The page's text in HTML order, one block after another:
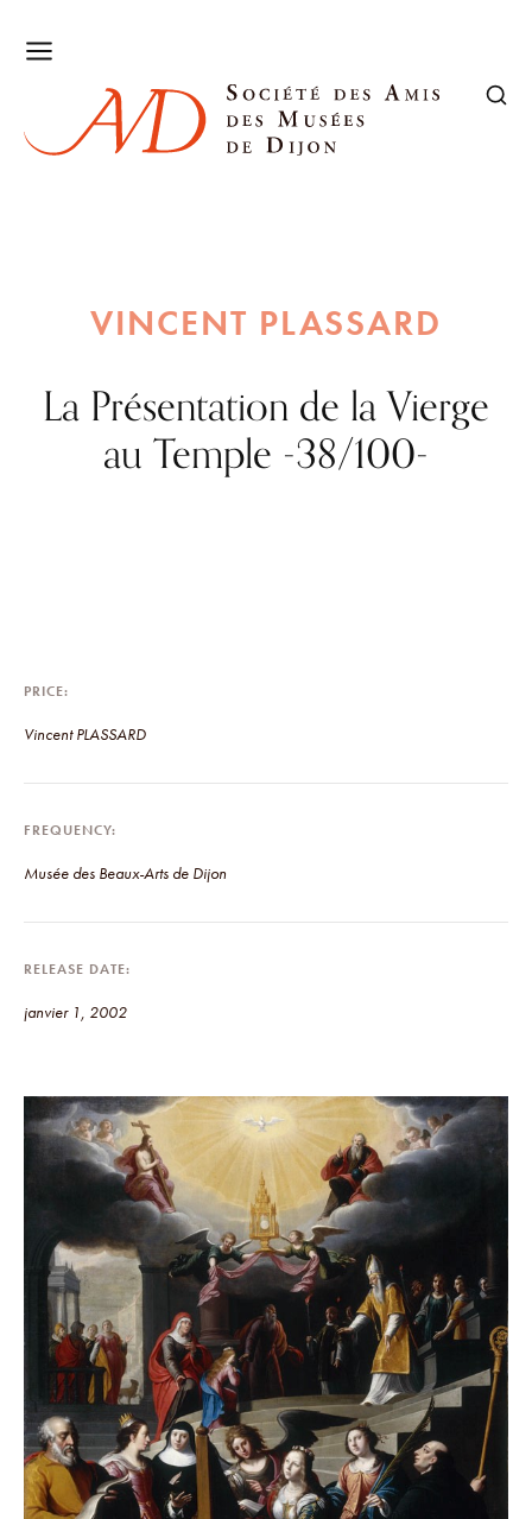
VINCENT PLASSARD
La Présentation de la Vierge
au Temple -38/100-
PRICE
Vincent PLASSARD
FREQUENCY
Musée des Beaux-Arts de Dijon
RELEASE DATE
janvier 1, 2002